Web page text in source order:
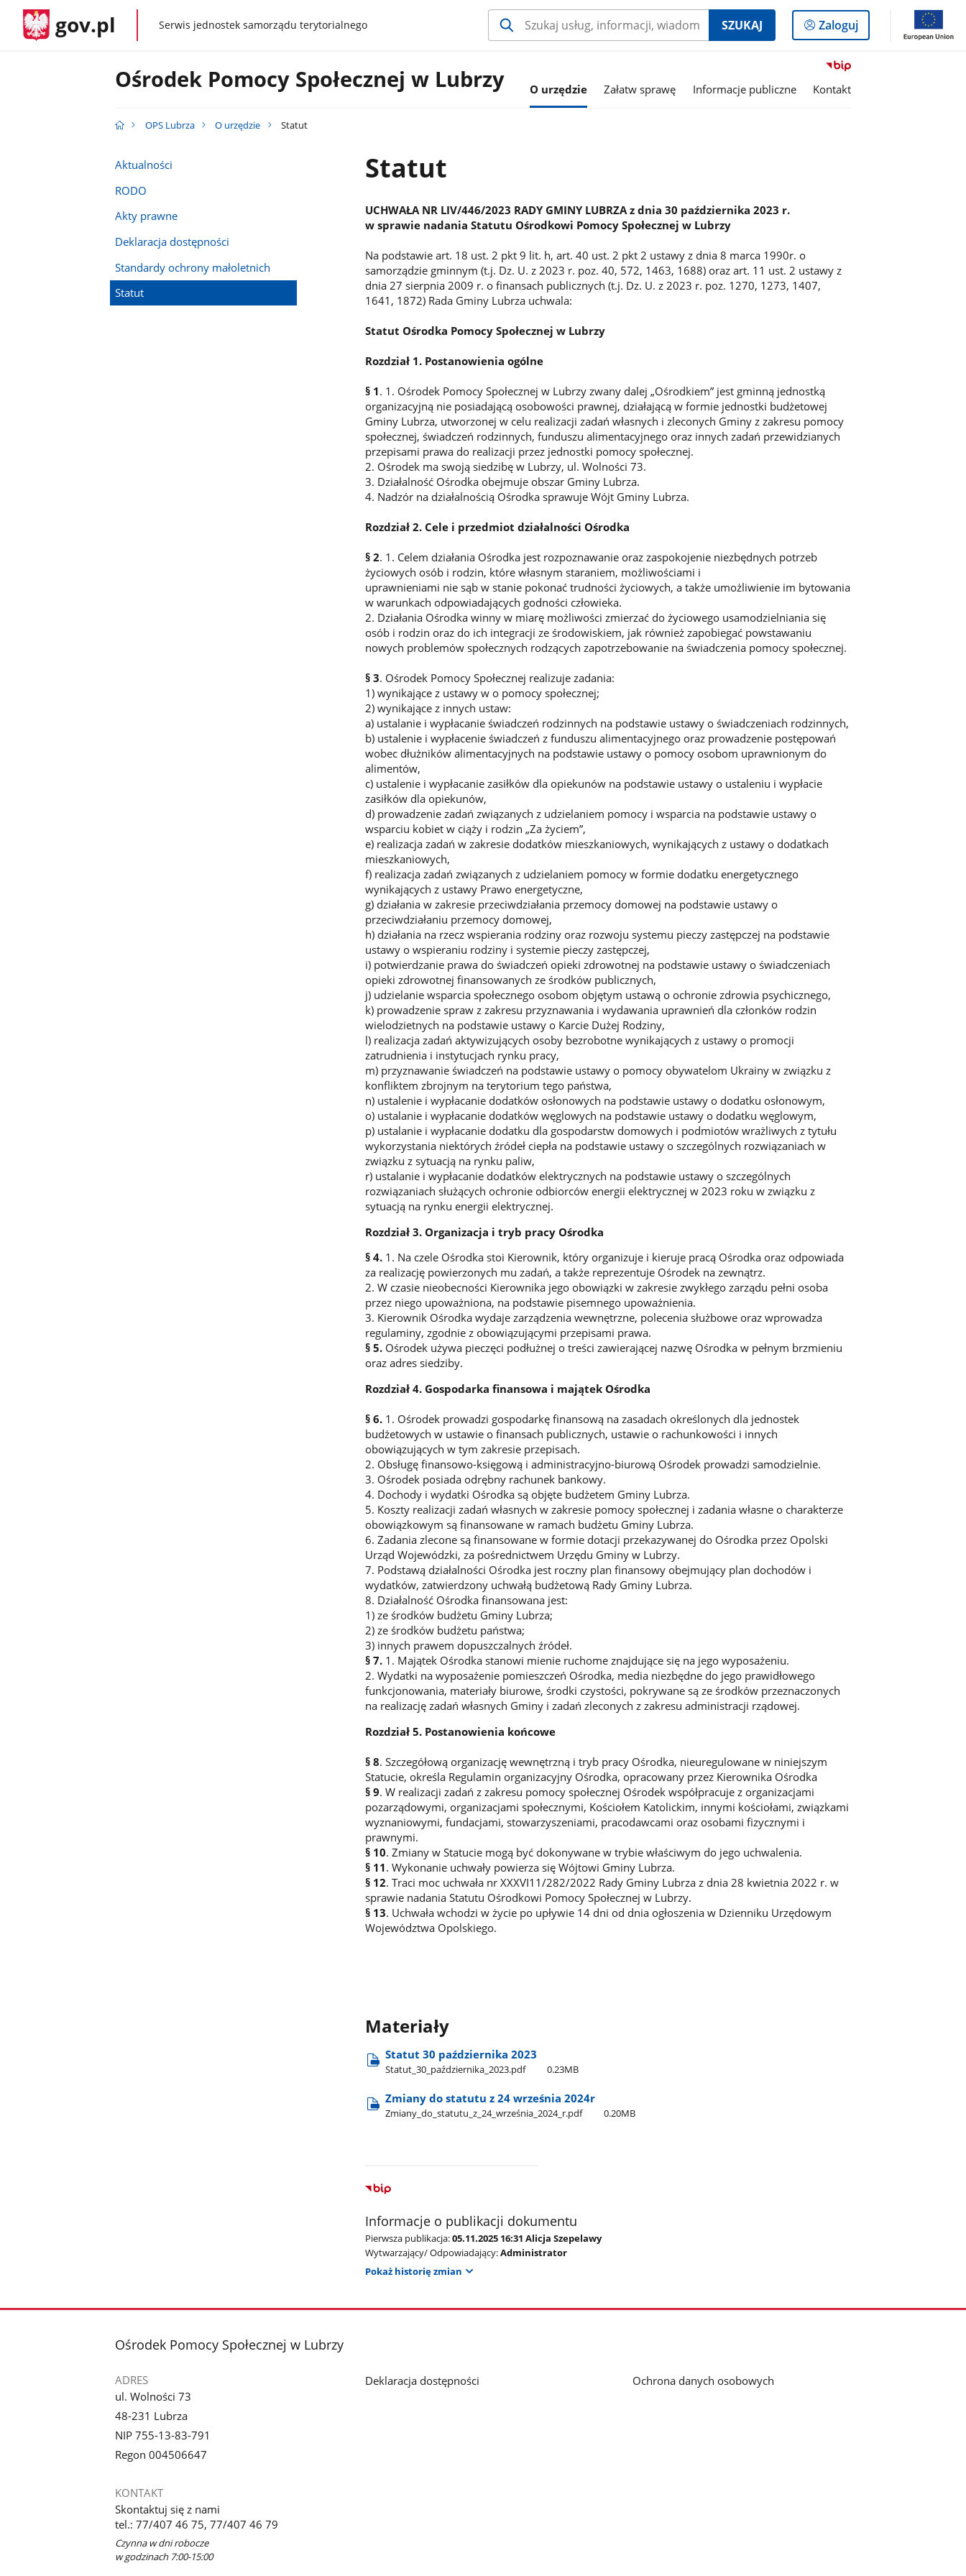
gov.pl gov.plSerwis jednostek samorządu terytorialnego SZUKAJ
Logowanie
do
panelu
Zaloguj
Przejdź
serwisu
Ośrodek Pomocy Społecznej w Lubrzy O urzędzie Załatw sprawę Informacje publiczne Kontakt
OPS Lubrza O urzędzie Statut
Aktualności
RODO
Akty prawne
Deklaracja dostępności
Standardy ochrony małoletnich
Statut
Statut
UCHWAŁA NR LIV/446/2023 RADY GMINY LUBRZA z dnia 30 października 2023 r.
w sprawie nadania Statutu Ośrodkowi Pomocy Społecznej w Lubrzy
Na podstawie art. 18 ust. 2 pkt 9 lit. h, art. 40 ust. 2 pkt 2 ustawy z dnia 8 marca 1990r. o
samorządzie gminnym (t.j. Dz. U. z 2023 r. poz. 40, 572, 1463, 1688) oraz art. 11 ust. 2 ustawy z
dnia 27 sierpnia 2009 r. o finansach publicznych (t.j. Dz. U. z 2023 r. poz. 1270, 1273, 1407,
1641, 1872) Rada Gminy Lubrza uchwala:
Statut Ośrodka Pomocy Społecznej w Lubrzy
Rozdział 1. Postanowienia ogólne
§ 1. 1. Ośrodek Pomocy Społecznej w Lubrzy zwany dalej „Ośrodkiem” jest gminną jednostką
organizacyjną nie posiadającą osobowości prawnej, działającą w formie jednostki budżetowej
Gminy Lubrza, utworzonej w celu realizacji zadań własnych i zleconych Gminy z zakresu pomocy
społecznej, świadczeń rodzinnych, funduszu alimentacyjnego oraz innych zadań przewidzianych
przepisami prawa do realizacji przez jednostki pomocy społecznej.
2. Ośrodek ma swoją siedzibę w Lubrzy, ul. Wolności 73.
3. Działalność Ośrodka obejmuje obszar Gminy Lubrza.
4. Nadzór na działalnością Ośrodka sprawuje Wójt Gminy Lubrza.
Rozdział 2. Cele i przedmiot działalności Ośrodka
§ 2. 1. Celem działania Ośrodka jest rozpoznawanie oraz zaspokojenie niezbędnych potrzeb
życiowych osób i rodzin, które własnym staraniem, możliwościami i
uprawnieniami nie sąb w stanie pokonać trudności życiowych, a także umożliwienie im bytowania
w warunkach odpowiadających godności człowieka.
2. Działania Ośrodka winny w miarę możliwości zmierzać do życiowego usamodzielniania się
osób i rodzin oraz do ich integracji ze środowiskiem, jak również zapobiegać powstawaniu
nowych problemów społecznych rodzących zapotrzebowanie na świadczenia pomocy społecznej.
§ 3. Ośrodek Pomocy Społecznej realizuje zadania:
1) wynikające z ustawy w o pomocy społecznej;
2) wynikające z innych ustaw:
a) ustalanie i wypłacanie świadczeń rodzinnych na podstawie ustawy o świadczeniach rodzinnych,
b) ustalenie i wypłacenie świadczeń z funduszu alimentacyjnego oraz prowadzenie postępowań
wobec dłużników alimentacyjnych na podstawie ustawy o pomocy osobom uprawnionym do
alimentów,
c) ustalenie i wypłacanie zasiłków dla opiekunów na podstawie ustawy o ustaleniu i wypłacie
zasiłków dla opiekunów,
d) prowadzenie zadań związanych z udzielaniem pomocy i wsparcia na podstawie ustawy o
wsparciu kobiet w ciąży i rodzin „Za życiem”,
e) realizacja zadań w zakresie dodatków mieszkaniowych, wynikających z ustawy o dodatkach
mieszkaniowych,
f) realizacja zadań związanych z udzielaniem pomocy w formie dodatku energetycznego
wynikających z ustawy Prawo energetyczne,
g) działania w zakresie przeciwdziałania przemocy domowej na podstawie ustawy o
przeciwdziałaniu przemocy domowej,
h) działania na rzecz wspierania rodziny oraz rozwoju systemu pieczy zastępczej na podstawie
ustawy o wspieraniu rodziny i systemie pieczy zastępczej,
i) potwierdzanie prawa do świadczeń opieki zdrowotnej na podstawie ustawy o świadczeniach
opieki zdrowotnej finansowanych ze środków publicznych,
j) udzielanie wsparcia społecznego osobom objętym ustawą o ochronie zdrowia psychicznego,
k) prowadzenie spraw z zakresu przyznawania i wydawania uprawnień dla członków rodzin
wielodzietnych na podstawie ustawy o Karcie Dużej Rodziny,
l) realizacja zadań aktywizujących osoby bezrobotne wynikających z ustawy o promocji
zatrudnienia i instytucjach rynku pracy,
m) przyznawanie świadczeń na podstawie ustawy o pomocy obywatelom Ukrainy w związku z
konfliktem zbrojnym na terytorium tego państwa,
n) ustalenie i wypłacanie dodatków osłonowych na podstawie ustawy o dodatku osłonowym,
o) ustalanie i wypłacanie dodatków węglowych na podstawie ustawy o dodatku węglowym,
p) ustalanie i wypłacanie dodatku dla gospodarstw domowych i podmiotów wrażliwych z tytułu
wykorzystania niektórych źródeł ciepła na podstawie ustawy o szczególnych rozwiązaniach w
związku z sytuacją na rynku paliw,
r) ustalanie i wypłacanie dodatków elektrycznych na podstawie ustawy o szczególnych
rozwiązaniach służących ochronie odbiorców energii elektrycznej w 2023 roku w związku z
sytuacją na rynku energii elektrycznej.
Rozdział 3. Organizacja i tryb pracy Ośrodka
§ 4. 1. Na czele Ośrodka stoi Kierownik, który organizuje i kieruje pracą Ośrodka oraz odpowiada
za realizację powierzonych mu zadań, a także reprezentuje Ośrodek na zewnątrz.
2. W czasie nieobecności Kierownika jego obowiązki w zakresie zwykłego zarządu pełni osoba
przez niego upoważniona, na podstawie pisemnego upoważnienia.
3. Kierownik Ośrodka wydaje zarządzenia wewnętrzne, polecenia służbowe oraz wprowadza
regulaminy, zgodnie z obowiązującymi przepisami prawa.
§ 5. Ośrodek używa pieczęci podłużnej o treści zawierającej nazwę Ośrodka w pełnym brzmieniu
oraz adres siedziby.
Rozdział 4. Gospodarka finansowa i majątek Ośrodka
§ 6. 1. Ośrodek prowadzi gospodarkę finansową na zasadach określonych dla jednostek
budżetowych w ustawie o finansach publicznych, ustawie o rachunkowości i innych
obowiązujących w tym zakresie przepisach.
2. Obsługę finansowo-księgową i administracyjno-biurową Ośrodek prowadzi samodzielnie.
3. Ośrodek posiada odrębny rachunek bankowy.
4. Dochody i wydatki Ośrodka są objęte budżetem Gminy Lubrza.
5. Koszty realizacji zadań własnych w zakresie pomocy społecznej i zadania własne o charakterze
obowiązkowym są finansowane w ramach budżetu Gminy Lubrza.
6. Zadania zlecone są finansowane w formie dotacji przekazywanej do Ośrodka przez Opolski
Urząd Wojewódzki, za pośrednictwem Urzędu Gminy w Lubrzy.
7. Podstawą działalności Ośrodka jest roczny plan finansowy obejmujący plan dochodów i
wydatków, zatwierdzony uchwałą budżetową Rady Gminy Lubrza.
8. Działalność Ośrodka finansowana jest:
1) ze środków budżetu Gminy Lubrza;
2) ze środków budżetu państwa;
3) innych prawem dopuszczalnych źródeł.
§ 7. 1. Majątek Ośrodka stanowi mienie ruchome znajdujące się na jego wyposażeniu.
2. Wydatki na wyposażenie pomieszczeń Ośrodka, media niezbędne do jego prawidłowego
funkcjonowania, materiały biurowe, środki czystości, pokrywane są ze środków przeznaczonych
na realizację zadań własnych Gminy i zadań zleconych z zakresu administracji rządowej.
Rozdział 5. Postanowienia końcowe
§ 8. Szczegółową organizację wewnętrzną i tryb pracy Ośrodka, nieuregulowane w niniejszym
Statucie, określa Regulamin organizacyjny Ośrodka, opracowany przez Kierownika Ośrodka
§ 9. W realizacji zadań z zakresu pomocy społecznej Ośrodek współpracuje z organizacjami
pozarządowymi, organizacjami społecznymi, Kościołem Katolickim, innymi kościołami, związkami
wyznaniowymi, fundacjami, stowarzyszeniami, pracodawcami oraz osobami fizycznymi i
prawnymi.
§ 10. Zmiany w Statucie mogą być dokonywane w trybie właściwym do jego uchwalenia.
§ 11. Wykonanie uchwały powierza się Wójtowi Gminy Lubrza.
§ 12. Traci moc uchwała nr XXXVI11/282/2022 Rady Gminy Lubrza z dnia 28 kwietnia 2022 r. w
sprawie nadania Statutu Ośrodkowi Pomocy Społecznej w Lubrzy.
§ 13. Uchwała wchodzi w życie po upływie 14 dni od dnia ogłoszenia w Dzienniku Urzędowym
Województwa Opolskiego.
Materiały
Statut 30 października 2023
Statut​_30​_października​_2023.pdf 0.23MB
Zmiany do statutu z 24 września 2024r
Zmiany​_do​_statutu​_z​_24​_września​_2024​_r.pdf 0.20MB
Informacje o publikacji dokumentu
Pierwsza publikacja:05.11.2025 16:31 Alicja Szepelawy
Wytwarzający/ Odpowiadający:Administrator
Pokaż historię zmian
stopka
Ośrodek Pomocy Społecznej w Lubrzy
ADRES
ul. Wolności 73
48-231 Lubrza
NIP 755-13-83-791
Regon 004506647
KONTAKT
Skontaktuj się z nami
tel.: 77/407 46 75, 77/407 46 79
Czynna w dni robocze
w godzinach 7:00-15:00
Deklaracja dostępności Ochrona danych osobowych